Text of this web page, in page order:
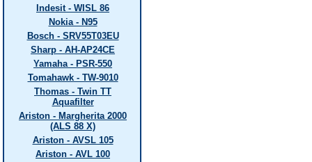
Indesit - WISL 86
Nokia - N95
Bosch - SRV55T03EU
Sharp - AH-AP24CE
Yamaha - PSR-550
Tomahawk - TW-9010
Thomas - Twin TT
Aquafilter
Ariston - Margherita 2000
(ALS 88 X)
Ariston - AVSL 105
Ariston - AVL 100